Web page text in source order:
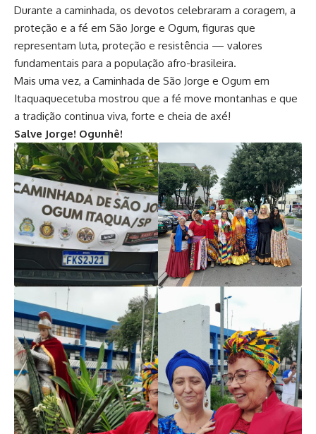
Durante a caminhada, os devotos celebraram a coragem, a
proteção e a fé em São Jorge e Ogum, figuras que
representam luta, proteção e resistência — valores
fundamentais para a população afro-brasileira.
Mais uma vez, a Caminhada de São Jorge e Ogum em
Itaquaquecetuba mostrou que a fé move montanhas e que
a tradição continua viva, forte e cheia de axé!
Salve Jorge! Ogunhê!